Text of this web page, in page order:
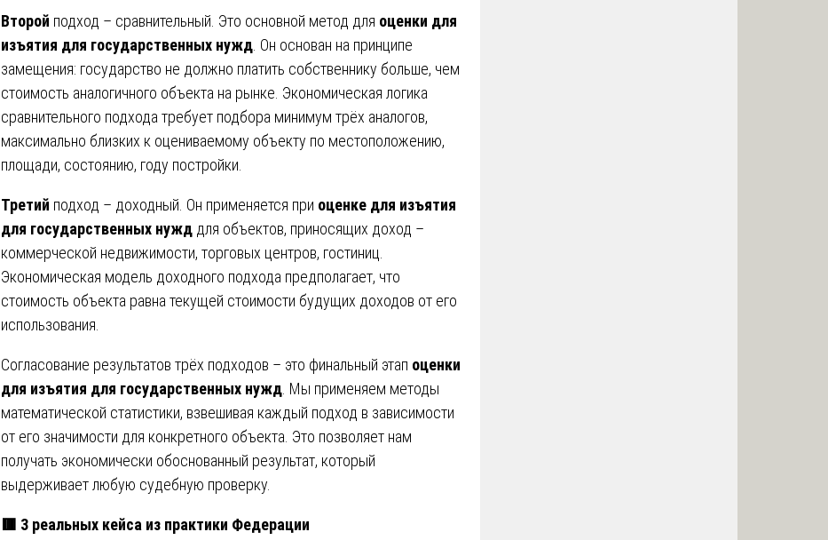
Второй подход – сравнительный. Это основной метод для оценки для
изъятия для государственных нужд . Он основан на принципе
замещения: государство не должно платить собственнику больше, чем
стоимость аналогичного объекта на рынке. Экономическая логика
сравнительного подхода требует подбора минимум трёх аналогов,
максимально близких к оцениваемому объекту по местоположению,
площади, состоянию, году постройки.
Третий подход – доходный. Он применяется при оценке для изъятия
для государственных нужд для объектов, приносящих доход –
коммерческой недвижимости, торговых центров, гостиниц.
Экономическая модель доходного подхода предполагает, что
стоимость объекта равна текущей стоимости будущих доходов от его
использования.
Согласование результатов трёх подходов – это финальный этап оценки
для изъятия для государственных нужд . Мы применяем методы
математической статистики, взвешивая каждый подход в зависимости
от его значимости для конкретного объекта. Это позволяет нам
получать экономически обоснованный результат, который
выдерживает любую судебную проверку.
🟥 3 реальных кейса из практики Федерации